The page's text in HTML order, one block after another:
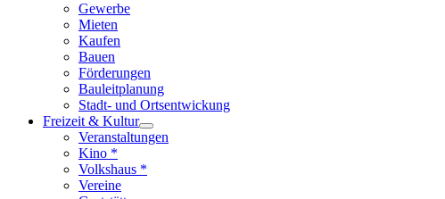
Gewerbe
Mieten
Kaufen
Bauen
Förderungen
Bauleitplanung
Stadt- und Ortsentwickung
Freizeit & Kultur
Veranstaltungen
Kino *
Volkshaus *
Vereine